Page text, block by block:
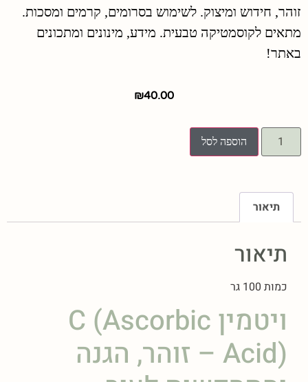
זוהר, חידוש ומיצוק. לשימוש בסרומים, קרמים ומסכות.
מתאים לקוסמטיקה טבעית. מידע, מינונים ומתכונים
באתר!
₪40.00
הוספה לסל
תיאור
תיאור
כמות 100 גר
ויטמין C (Ascorbic
Acid) – זוהר, הגנה